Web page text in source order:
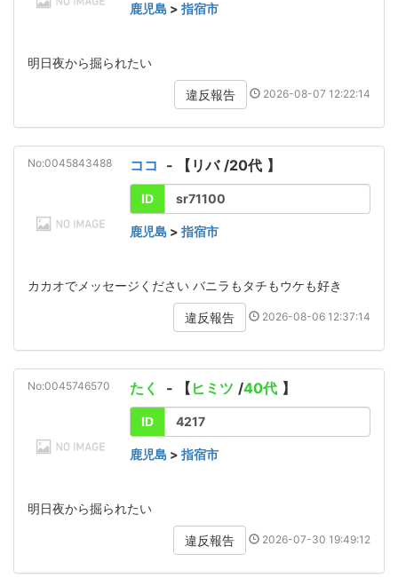
鹿児島 > 指宿市
明日夜から掘られたい
違反報告 2026-08-07 12:22:14
No:0045843488 ココ - 【 リバ /20代 】
ID sr71100
鹿児島 > 指宿市
カカオでメッセージください バニラもタチもウケも好き
違反報告 2026-08-06 12:37:14
No:0045746570 たく - 【 ヒミツ /40代 】
ID 4217
鹿児島 > 指宿市
明日夜から掘られたい
違反報告 2026-07-30 19:49:12